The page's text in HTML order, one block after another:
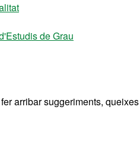
de Grau
arribar suggeriments,